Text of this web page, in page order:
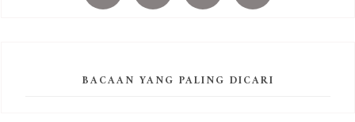
BACAAN YANG PALING DICARI